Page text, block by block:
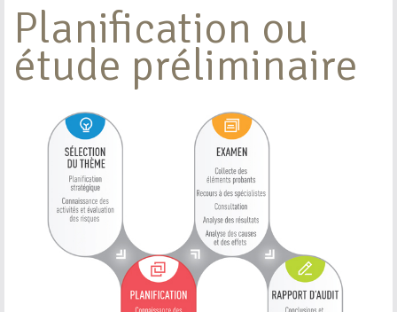
Planification ou
étude préliminaire